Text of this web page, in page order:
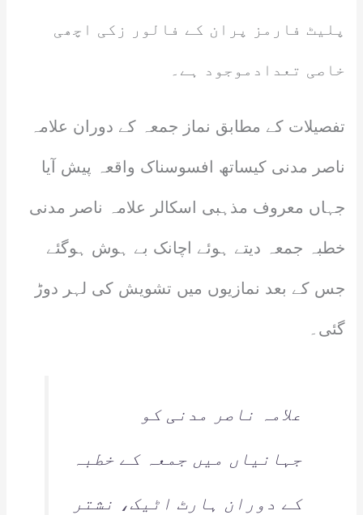
پلیٹ فارمز پران کے فالور زکی اچھی
خاصی تعدادموجود ہے۔
تفصیلات کے مطابق نماز جمعہ کے دوران علامہ
ناصر مدنی کیساتھ افسوسناک واقعہ پیش آیا
جہاں معروف مذہبی اسکالر علامہ ناصر مدنی
خطبہ جمعہ دیتے ہوئے اچانک بے ہوش ہوگئے
جس کے بعد نمازیوں میں تشویش کی لہر دوڑ
گئی۔
علامہ ناصر مدنی کو
جہانیاں میں جمعہ کے خطبہ
کے دوران ہارٹ اٹیک، نشتر